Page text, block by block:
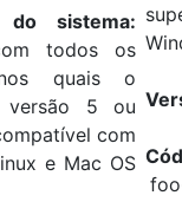
do sistema:
todos os
quais o
versão 5 ou
com
e Mac OS